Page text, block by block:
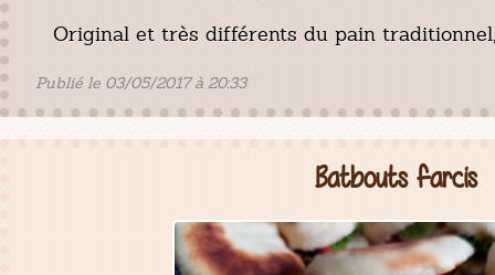
Original et très différents du pain
Publié le 03/05/2017 à 20:33
Batbouts farcis